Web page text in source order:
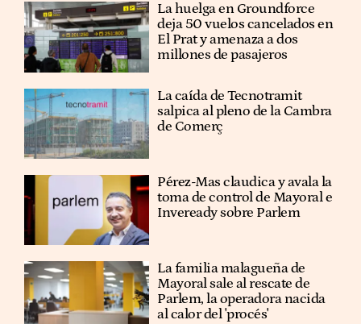
La huelga en Groundforce
deja 50 vuelos cancelados en
El Prat y amenaza a dos
millones de pasajeros
La caída de Tecnotramit
salpica al pleno de la Cambra
de Comerç
Pérez-Mas claudica y avala la
toma de control de Mayoral e
Inveready sobre Parlem
La familia malagueña de
Mayoral sale al rescate de
Parlem, la operadora nacida
al calor del 'procés'